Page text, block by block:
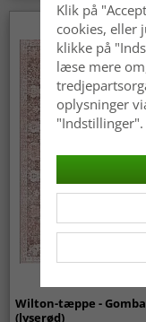
Wilton-tæppe -
(lyserød)
Klik på
cookies, eller
klikke på
læse mere
oplysninger
"Indstillinger".